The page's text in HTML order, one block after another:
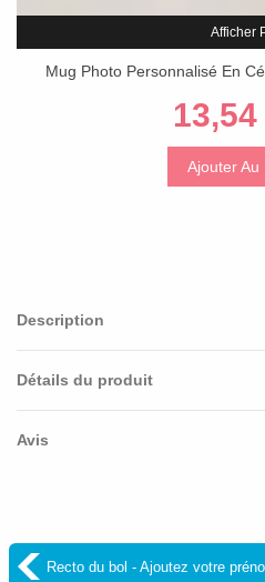
Afficher
Mug Photo Personnalisé En
13,54
Ajouter Au
Description
Détails du produit
Avis
Recto du bol - Ajoutez votre